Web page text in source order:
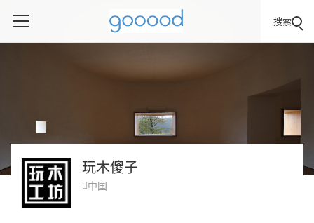
搜索
玩木傻子
 中国